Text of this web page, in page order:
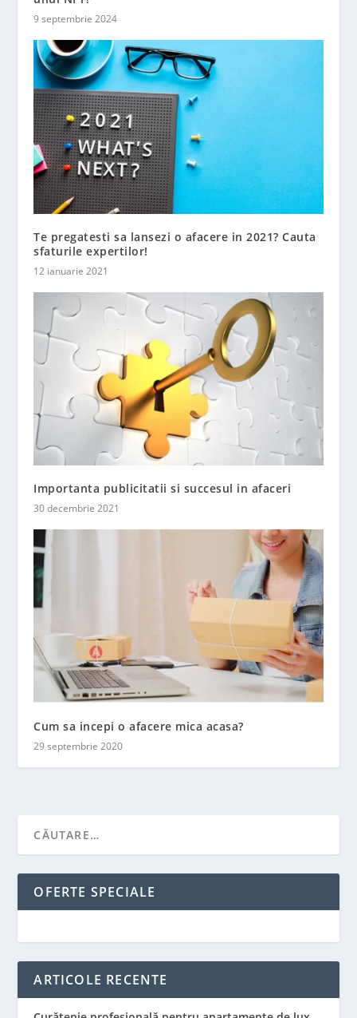
9 septembrie 2024
Te pregatesti sa lansezi o afacere in 2021? Cauta
sfaturile expertilor!
12 ianuarie 2021
Importanta publicitatii si succesul in afaceri
30 decembrie 2021
Cum sa incepi o afacere mica acasa?
29 septembrie 2020
OFERTE SPECIALE
ARTICOLE RECENTE